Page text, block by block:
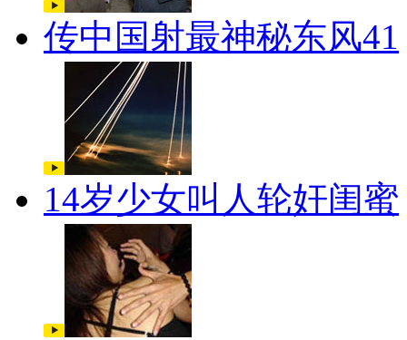
传中国射最神秘东风41
14岁少女叫人轮奸闺蜜